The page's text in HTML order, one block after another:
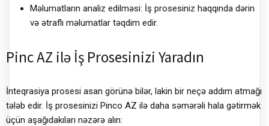
Məlumatların analiz edilməsi: İş prosesiniz haqqında dərin
və ətraflı məlumatlar təqdim edir.
Pinc AZ ilə İş Prosesinizi Yaradın
İnteqrasiya prosesi asan görünə bilər, lakin bir neçə addım atmağı
tələb edir. İş prosesinizi Pinco AZ ilə daha səmərəli hala gətirmək
üçün aşağıdakıları nəzərə alın: